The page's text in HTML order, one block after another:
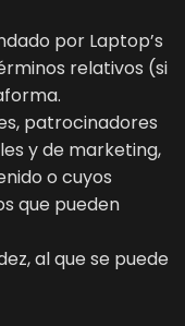
por Laptop’s
relativos (si
patrocinadores
y de marketing,
o cuyos
que pueden
al que se puede